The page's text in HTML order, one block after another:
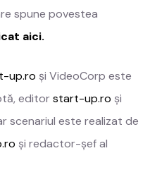
spune povestea
aici.
up.ro și VideoCorp este
editorstart-up.ro și
scenariul este realizat de
și redactor-șef al